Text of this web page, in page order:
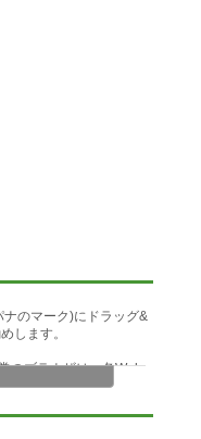
のマーク)にドラッグ&
します。
のブラウザは、各Web
たどり、ページ間の繋
としています。